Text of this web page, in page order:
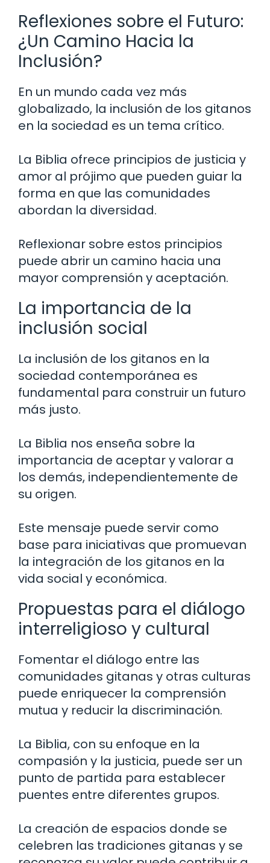
Reflexiones sobre el Futuro:
¿Un Camino Hacia la
Inclusión?
En un mundo cada vez más
globalizado, la inclusión de los gitanos
en la sociedad es un tema crítico.
La Biblia ofrece principios de justicia y
amor al prójimo que pueden guiar la
forma en que las comunidades
abordan la diversidad.
Reflexionar sobre estos principios
puede abrir un camino hacia una
mayor comprensión y aceptación.
La importancia de la
inclusión social
La inclusión de los gitanos en la
sociedad contemporánea es
fundamental para construir un futuro
más justo.
La Biblia nos enseña sobre la
importancia de aceptar y valorar a
los demás, independientemente de
su origen.
Este mensaje puede servir como
base para iniciativas que promuevan
la integración de los gitanos en la
vida social y económica.
Propuestas para el diálogo
interreligioso y cultural
Fomentar el diálogo entre las
comunidades gitanas y otras culturas
puede enriquecer la comprensión
mutua y reducir la discriminación.
La Biblia, con su enfoque en la
compasión y la justicia, puede ser un
punto de partida para establecer
puentes entre diferentes grupos.
La creación de espacios donde se
celebren las tradiciones gitanas y se